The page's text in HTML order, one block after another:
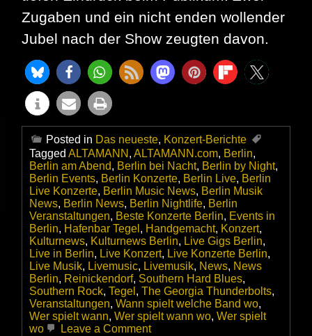
Zugaben und ein nicht enden wollender
Jubel nach der Show zeugten davon.
Posted in Das neueste, Konzert-Berichte
Tagged ALTAMANN , ALTAMANN.com, Berlin,
Berlin am Abend, Berlin bei Nacht, Berlin by Night,
Berlin Events, Berlin Konzerte, Berlin Live, Berlin
Live Konzerte, Berlin Music News, Berlin Musik
News, Berlin News, Berlin Nightlife, Berlin
Veranstaltungen, Beste Konzerte Berlin, Events in
Berlin, Hafenbar Tegel , Handgemacht, Konzert,
Kulturnews, Kulturnews Berlin, Live Gigs Berlin,
Live in Berlin, Live Konzert, Live Konzerte Berlin,
Live Musik, Livemusic, Livemusik, News, News
Berlin, Reinickendorf, Southern Hard Blues,
Southern Rock, Tegel , The Georgia Thunderbolts,
Veranstaltungen, Wann spielt welche Band wo,
Wer spielt wann, Wer spielt wann wo, Wer spielt
wo
Leave a Commenton